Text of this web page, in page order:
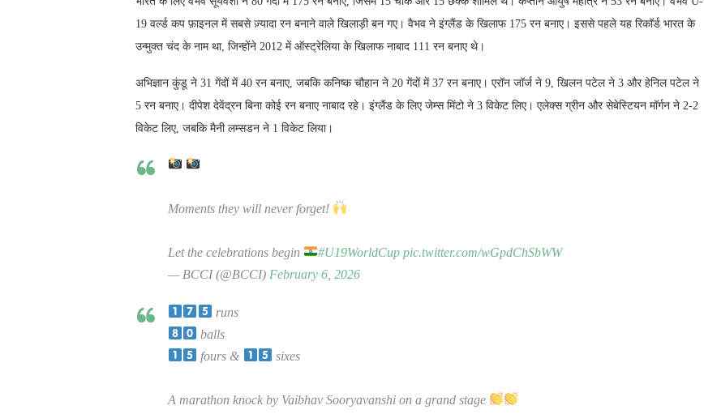
19 वर्ल्ड कप फ़ाइनल में सबसे ज़्यादा रन बनाने वाले खिलाड़ी बन गए। वैभव ने इंग्लैंड के खिलाफ 175 रन बनाए। इससे पहले यह रिकॉर्ड भारत के
उन्मुक्त चंद के नाम था, जिन्होंने 2012 में ऑस्ट्रेलिया के खिलाफ नाबाद 111 रन बनाए थे।
अभिज्ञान कुंडू ने 31 गेंदों में 40 रन बनाए, जबकि कनिष्क चौहान ने 20 गेंदों में 37 रन बनाए। एरॉन जॉर्ज ने 9, खिलन पटेल ने 3 और हेनिल पटेल ने
5 रन बनाए। दीपेश देवेंद्रन बिना कोई रन बनाए नाबाद रहे। इंग्लैंड के लिए जेम्स मिंटो ने 3 विकेट लिए। एलेक्स ग्रीन और सेबेस्टियन मॉर्गन ने 2-2
विकेट लिए, जबकि मैनी लम्सडन ने 1 विकेट लिया।
Moments they will never forget!
Let the celebrations begin #U19WorldCup pic.twitter.com/wGpdChSbWW
— BCCI (@BCCI) February 6, 2026
runs
balls
fours &
sixes
A marathon knock by Vaibhav Sooryavanshi on a grand stage